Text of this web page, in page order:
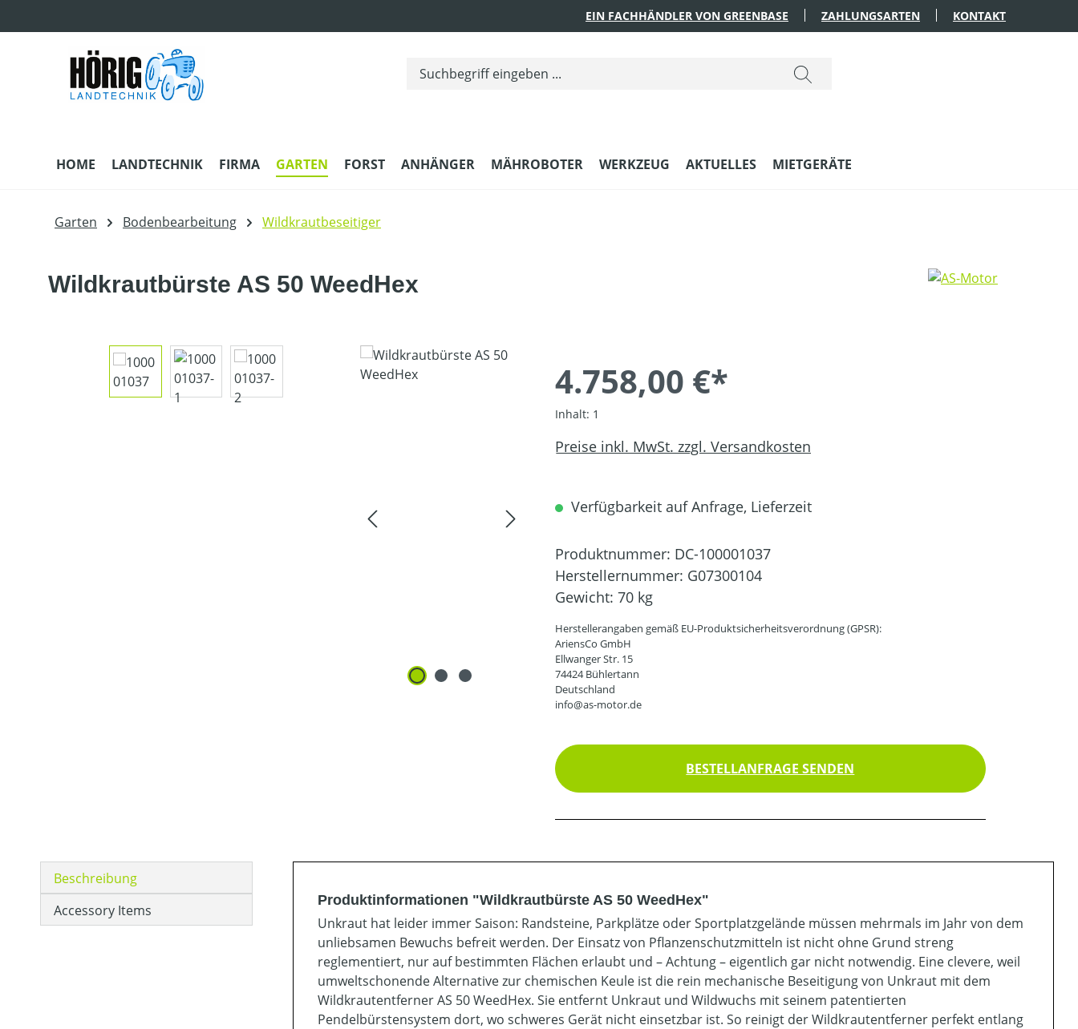
EIN FACHHÄNDLER VON GREENBASE ZAHLUNGSARTEN KONTAKT
HOME LANDTECHNIK FIRMA GARTEN FORST ANHÄNGER MÄHROBOTER WERKZEUG AKTUELLES MIETGERÄTE
Garten Bodenbearbeitung Wildkrautbeseitiger
Wildkrautbürste AS 50 WeedHex
Bildergalerie überspringen
4.758,00 €*
Inhalt: 1
Preise inkl. MwSt. zzgl. Versandkosten
Verfügbarkeit auf Anfrage, Lieferzeit
Produktnummer: DC-100001037
Herstellernummer: G07300104
Gewicht: 70 kg
Herstellerangaben gemäß EU-Produktsicherheitsverordnung (GPSR):
AriensCo GmbH
Ellwanger Str. 15
74424 Bühlertann
Deutschland
info@as-motor.de
BESTELLANFRAGE SENDEN
Beschreibung
Accessory Items
Produktinformationen "Wildkrautbürste AS 50 WeedHex"
Unkraut hat leider immer Saison: Randsteine, Parkplätze oder Sportplatzgelände müssen mehrmals im Jahr von dem
unliebsamen Bewuchs befreit werden. Der Einsatz von Pflanzenschutzmitteln ist nicht ohne Grund streng
reglementiert, nur auf bestimmten Flächen erlaubt und – Achtung – eigentlich gar nicht notwendig. Eine clevere, weil
umweltschonende Alternative zur chemischen Keule ist die rein mechanische Beseitigung von Unkraut mit dem
Wildkrautentferner AS 50 WeedHex. Sie entfernt Unkraut und Wildwuchs mit seinem patentierten
Pendelbürstensystem dort, wo schweres Gerät nicht einsetzbar ist. So reinigt der Wildkrautentferner perfekt entlang